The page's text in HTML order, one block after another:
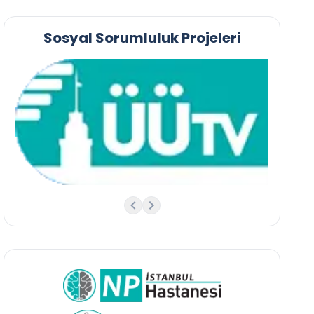
Sosyal Sorumluluk Projeleri